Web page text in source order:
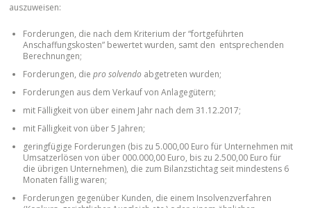
auszuweisen:
Forderungen, die nach dem Kriterium der “fortgeführten
Anschaffungskosten” bewertet wurden, samt den entsprechenden
Berechnungen;
Forderungen, diepro solvendo abgetreten wurden;
Forderungen aus dem Verkauf von Anlagegütern;
mit Fälligkeit von über einem Jahr nach dem 31.12.2017;
mit Fälligkeit von über 5 Jahren;
geringfügige Forderungen (bis zu 5.000,00 Euro für Unternehmen mit
Umsatzerlösen von über 000.000,00 Euro, bis zu 2.500,00 Euro für
die übrigen Unternehmen), die zum Bilanzstichtag seit mindestens 6
Monaten fällig waren;
Forderungen gegenüber Kunden, die einem Insolvenzverfahren